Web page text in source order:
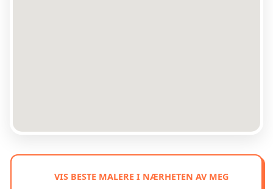
VIS BESTE MALERE I NÆRHETEN AV MEG